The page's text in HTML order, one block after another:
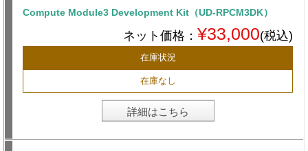
Compute Module3 Development Kit（UD-RPCM3DK）
ネット価格： ¥33,000(税込)
在庫状況
在庫なし
詳細はこちら